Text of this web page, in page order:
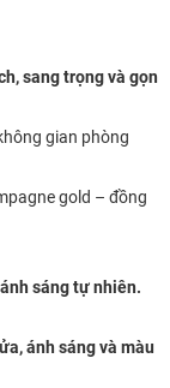
sang trọng và gọn
gian phòng
gold – đồng
sáng tự nhiên.
ánh sáng và màu